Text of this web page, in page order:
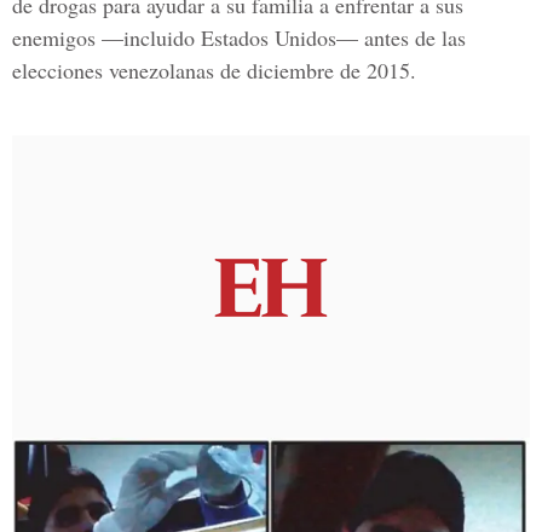
enemigos —incluido Estados Unidos— antes de las
elecciones venezolanas de diciembre de 2015.